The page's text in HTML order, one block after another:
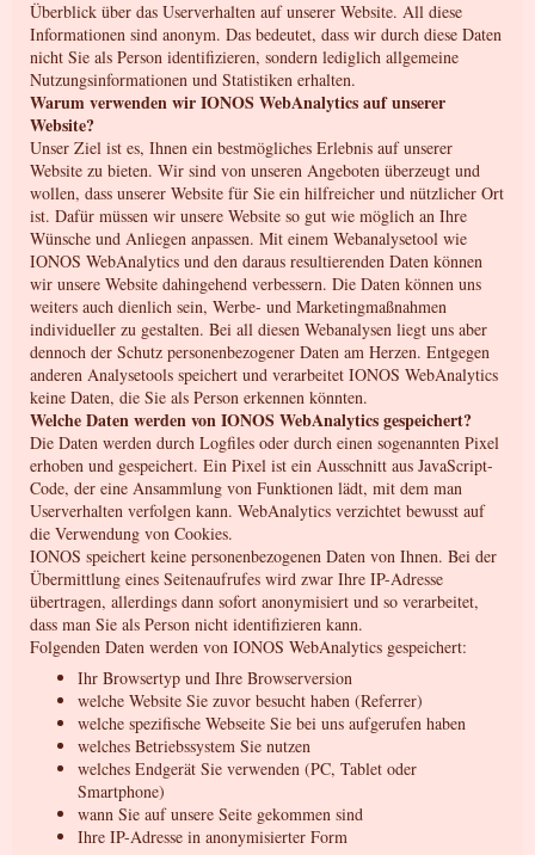
Überblick über das Userverhalten auf unserer Website. All diese
Informationen sind anonym. Das bedeutet, dass wir durch diese Daten
nicht Sie als Person identifizieren, sondern lediglich allgemeine
Nutzungsinformationen und Statistiken erhalten.
Warum verwenden wir IONOS WebAnalytics auf unserer
Website?
Unser Ziel ist es, Ihnen ein bestmögliches Erlebnis auf unserer
Website zu bieten. Wir sind von unseren Angeboten überzeugt und
wollen, dass unserer Website für Sie ein hilfreicher und nützlicher Ort
ist. Dafür müssen wir unsere Website so gut wie möglich an Ihre
Wünsche und Anliegen anpassen. Mit einem Webanalysetool wie
IONOS WebAnalytics und den daraus resultierenden Daten können
wir unsere Website dahingehend verbessern. Die Daten können uns
weiters auch dienlich sein, Werbe- und Marketingmaßnahmen
individueller zu gestalten. Bei all diesen Webanalysen liegt uns aber
dennoch der Schutz personenbezogener Daten am Herzen. Entgegen
anderen Analysetools speichert und verarbeitet IONOS WebAnalytics
keine Daten, die Sie als Person erkennen könnten.
Welche Daten werden von IONOS WebAnalytics gespeichert?
Die Daten werden durch Logfiles oder durch einen sogenannten Pixel
erhoben und gespeichert. Ein Pixel ist ein Ausschnitt aus JavaScript-
Code, der eine Ansammlung von Funktionen lädt, mit dem man
Userverhalten verfolgen kann. WebAnalytics verzichtet bewusst auf
die Verwendung von Cookies.
IONOS speichert keine personenbezogenen Daten von Ihnen. Bei der
Übermittlung eines Seitenaufrufes wird zwar Ihre IP-Adresse
übertragen, allerdings dann sofort anonymisiert und so verarbeitet,
dass man Sie als Person nicht identifizieren kann.
Folgenden Daten werden von IONOS WebAnalytics gespeichert:
Ihr Browsertyp und Ihre Browserversion
welche Website Sie zuvor besucht haben (Referrer)
welche spezifische Webseite Sie bei uns aufgerufen haben
welches Betriebssystem Sie nutzen
welches Endgerät Sie verwenden (PC, Tablet oder
Smartphone)
wann Sie auf unsere Seite gekommen sind
Ihre IP-Adresse in anonymisierter Form